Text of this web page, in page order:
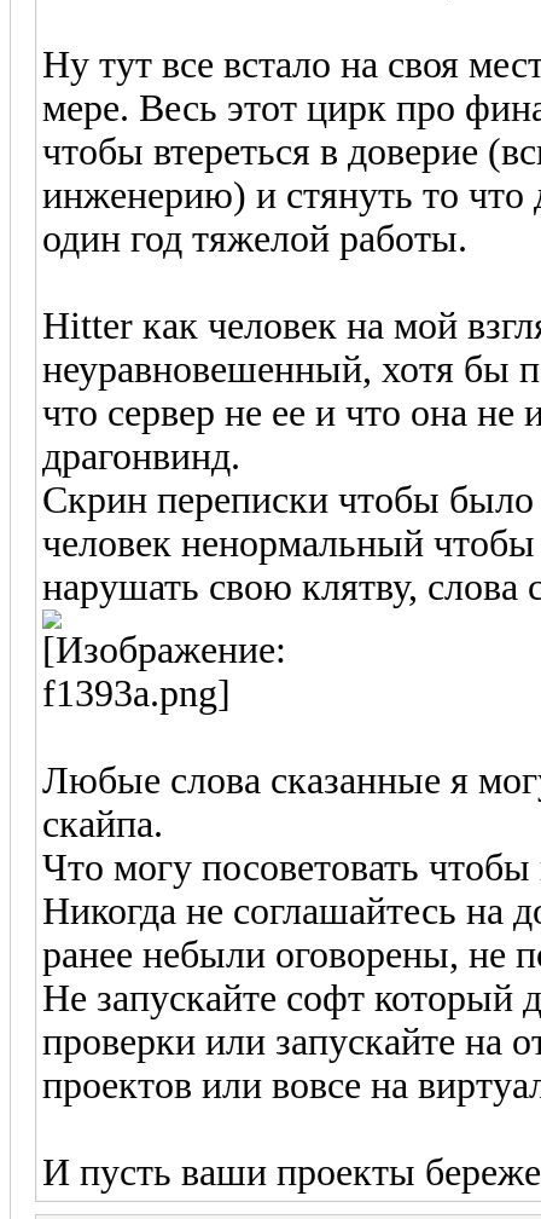
Ну тут все встало на своя
мере. Весь этот цирк про
чтобы втереться в доверие
инженерию) и стянуть то что
один год тяжелой работы.
Hitter как человек на мой
неуравновешенный, хотя бы
что сервер не ее и что она
драгонвинд.
Скрин переписки чтобы было
человек ненормальный
нарушать свою клятву,
Любые слова сказанные я
скайпа.
Что могу посоветовать
Никогда не соглашайтесь на
ранее небыли оговорены, не
Не запускайте софт который
проверки или запускайте на
проектов или вовсе на
И пусть ваши проекты